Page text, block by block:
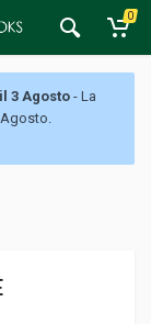
0
3 Agosto - La
Agosto.